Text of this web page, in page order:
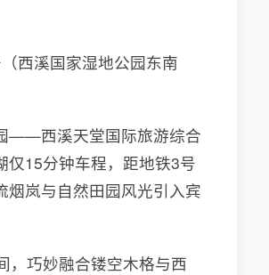
西溪国家湿地公园东南
——西溪天堂国际旅游综合
仅15分钟车程，距地铁3号
烟岚与自然田园风光引入宾
，巧妙融合镂空木格与西